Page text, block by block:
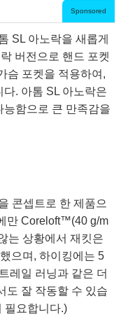
Sponsored
SL 아노락을 새롭게
버전으로 핸드 포켓
슴 포켓을 적용하여,
. 아톰 SL 아노락은
함으로 큰 만족감을
콘셉트로 한 제품으
만 Coreloft™(40 g/m
는 상황에서 재킷은
으며, 하이킹에는 5
레일 러닝과 같은 더
도 잘 작동할 수 있습
필요합니다.)